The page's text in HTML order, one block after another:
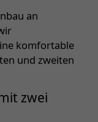
an
komfortable
und zweiten
zwei